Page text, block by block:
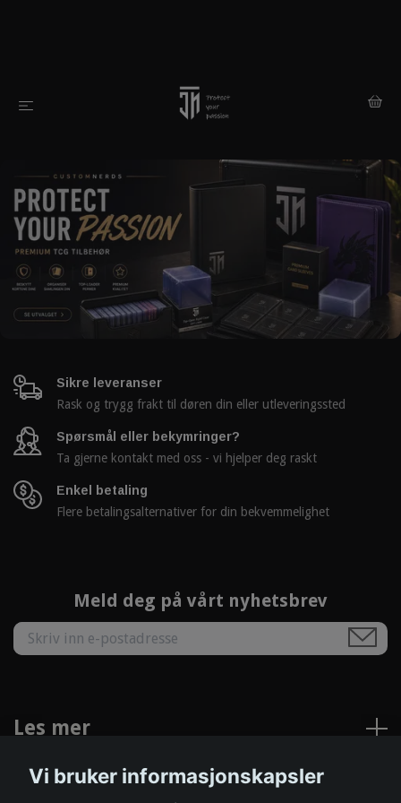
Sikre leveranser
Rask og trygg frakt til døren din eller utleveringssted
Spørsmål eller bekymringer?
Ta gjerne kontakt med oss - vi hjelper deg raskt
Enkel betaling
Flere betalingsalternativer for din bekvemmelighet
Meld deg på vårt nyhetsbrev
Les mer
Sosiale medier
Vi bruker informasjonskapsler